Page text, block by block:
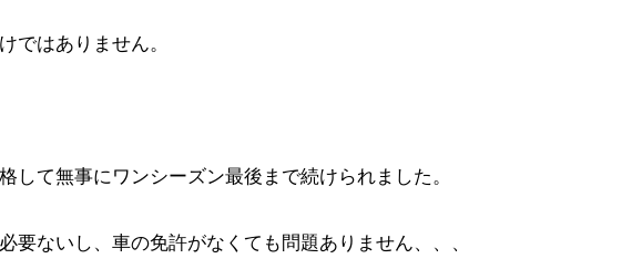
ではありません。
して無事にワンシーズン最後まで続けられました。
要ないし、車の免許がなくても問題ありません、、、